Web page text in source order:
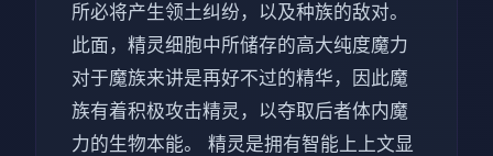
所必将产生领土纠纷，以及种族的敌对。
此面，精灵细胞中所储存的高大纯度魔力
对于魔族来讲是再好不过的精华，因此魔
族有着积极攻击精灵，以夺取后者体内魔
力的生物本能。 精灵是拥有智能上上文显